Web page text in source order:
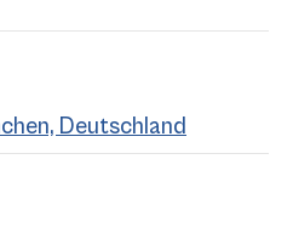
Deutschland